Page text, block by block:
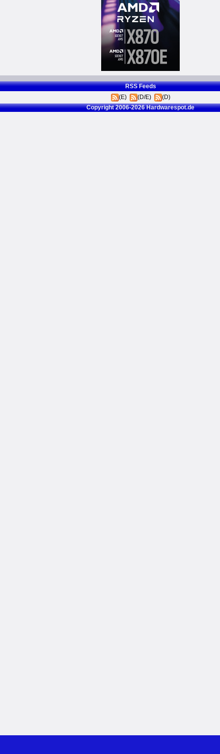
RSS Feeds
(E)
(D/E)
(D)
Copyright 2006-2026 Hardwarespot.de